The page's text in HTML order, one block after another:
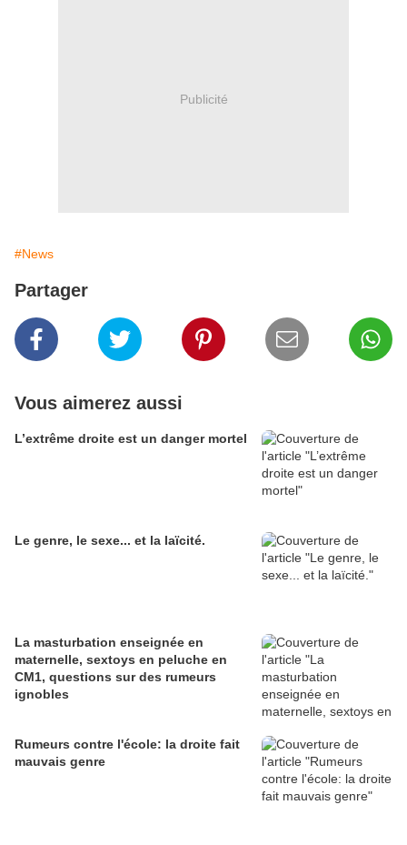
Publicité
#News
Partager
Vous aimerez aussi
L’extrême droite est un danger mortel
Le genre, le sexe... et la laïcité.
La masturbation enseignée en
maternelle, sextoys en peluche en
CM1, questions sur des rumeurs
ignobles
Rumeurs contre l'école: la droite fait
mauvais genre